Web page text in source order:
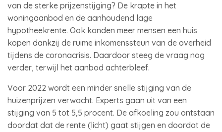
van de sterke prijzenstijging? De krapte in het
woningaanbod en de aanhoudend lage
hypotheekrente. Ook konden meer mensen een huis
kopen dankzij de ruime inkomenssteun van de overheid
tijdens de coronacrisis. Daardoor steeg de vraag nog
verder, terwijl het aanbod achterbleef.
Voor 2022 wordt een minder snelle stijging van de
huizenprijzen verwacht. Experts gaan uit van een
stijging van 5 tot 5,5 procent. De afkoeling zou ontstaan
doordat dat de rente (licht) gaat stijgen en doordat de